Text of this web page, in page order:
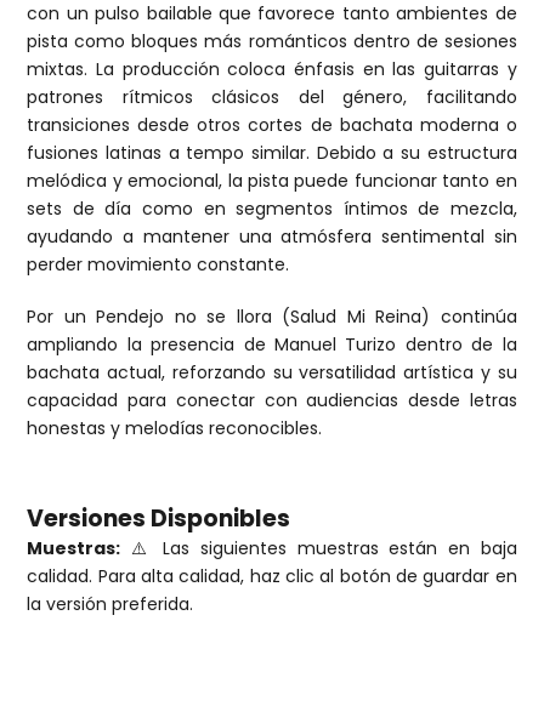
con un pulso bailable que favorece tanto ambientes de
pista como bloques más románticos dentro de sesiones
mixtas. La producción coloca énfasis en las guitarras y
patrones rítmicos clásicos del género, facilitando
transiciones desde otros cortes de bachata moderna o
fusiones latinas a tempo similar. Debido a su estructura
melódica y emocional, la pista puede funcionar tanto en
sets de día como en segmentos íntimos de mezcla,
ayudando a mantener una atmósfera sentimental sin
perder movimiento constante.
Por un Pendejo no se llora (Salud Mi Reina) continúa
ampliando la presencia de Manuel Turizo dentro de la
bachata actual, reforzando su versatilidad artística y su
capacidad para conectar con audiencias desde letras
honestas y melodías reconocibles.
Versiones Disponibles
Muestras: ⚠️ Las siguientes muestras están en baja
calidad. Para alta calidad, haz clic al botón de guardar en
la versión preferida.